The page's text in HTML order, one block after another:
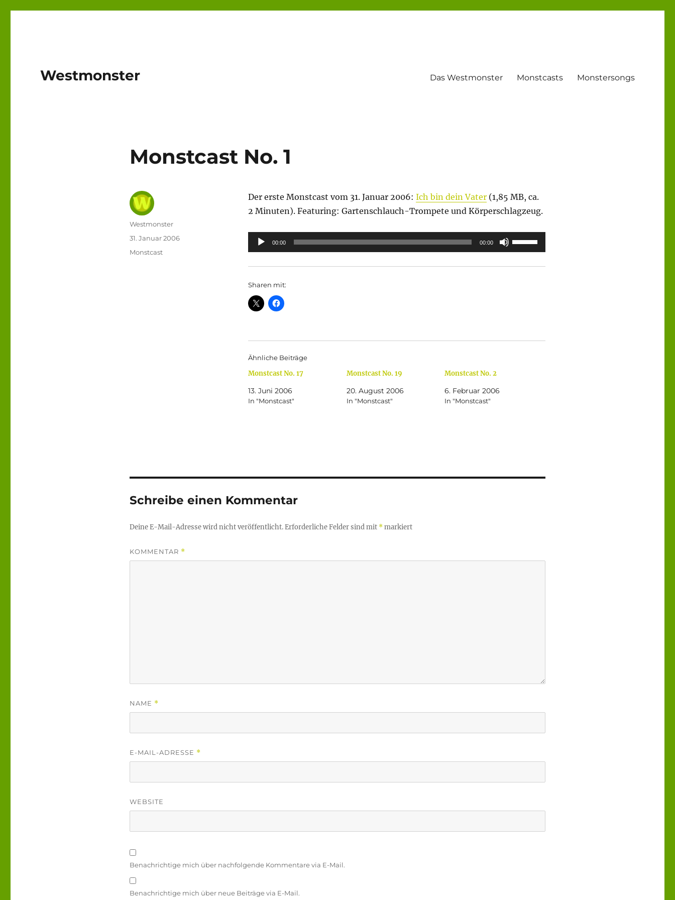
Westmonster Das Westmonster Monstcasts Monstersongs
Monstcast No. 1
Der erste Monstcast vom 31. Januar 2006:Ich bin dein Vater (1,85 MB, ca.
2 Minuten). Featuring: Gartenschlauch-Trompete und Körperschlagzeug.
Audio-
Player
00:00 00:00
Pfeiltasten
Hoch/Runter
benutzen,
Sharen mit:
Ähnliche Beiträge
Monstcast No. 17
13. Juni 2006
In "Monstcast"
Monstcast No. 19
20. August 2006
In "Monstcast"
Monstcast No. 2
6. Februar 2006
In "Monstcast"
Autor
Westmonster
Veröffentlicht
31. Januar 2006
Kategorien
Monstcast
Schreibe einen Kommentar
Deine E-Mail-Adresse wird nicht veröffentlicht.Erforderliche Felder sind mit *markiert
KOMMENTAR *
NAME *
E-MAIL-ADRESSE *
WEBSITE
Benachrichtige mich über nachfolgende Kommentare via E-Mail.
Benachrichtige mich über neue Beiträge via E-Mail.